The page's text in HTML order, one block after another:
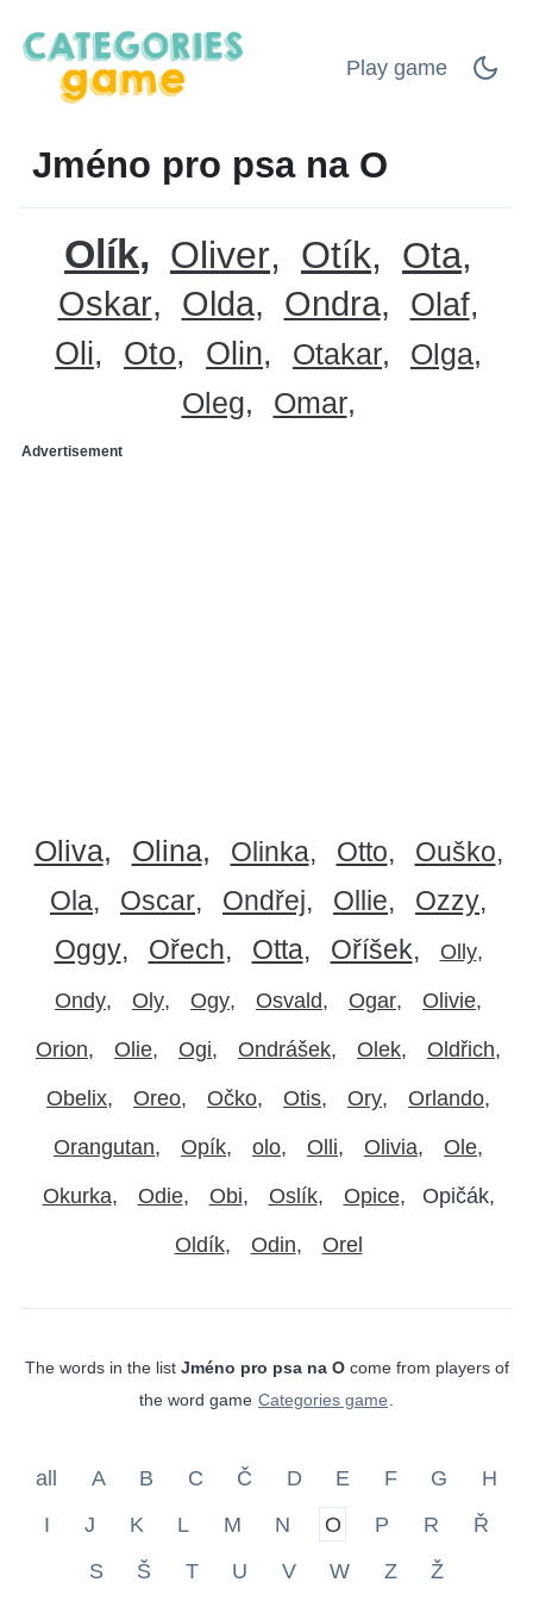
Play game
Jméno pro psa na O
Olík Oliver Otík Ota
Oskar Olda Ondra
Olaf
Oli
Oto Olin Otakar
Olga
Oleg
Omar
Advertisement
Oliva Olina Olinka Otto
Ouško
Ola
Oscar Ondřej Ollie
Ozzy
Oggy
Ořech Otta Oříšek Olly
Ondy Oly Ogy Osvald Ogar Olivie
Orion Olie Ogi Ondrášek Olek Oldřich
Obelix Oreo Očko Otis Ory Orlando
Orangutan Opík olo Olli Olivia Ole
Okurka Odie Obi Oslík Opice Opičák
Oldík Odin Orel
The words in the list Jméno pro psa na Ocome from players of
the word game Categories game
all A B C Č D E F G
H
I
J K L M N O P R
Ř
S
Š T U V W Z Ž